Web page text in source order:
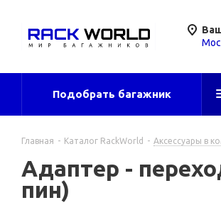
Подобрать багажник
Главная - Каталог RackWorld - Аксессуары в
Адаптер -
пин)